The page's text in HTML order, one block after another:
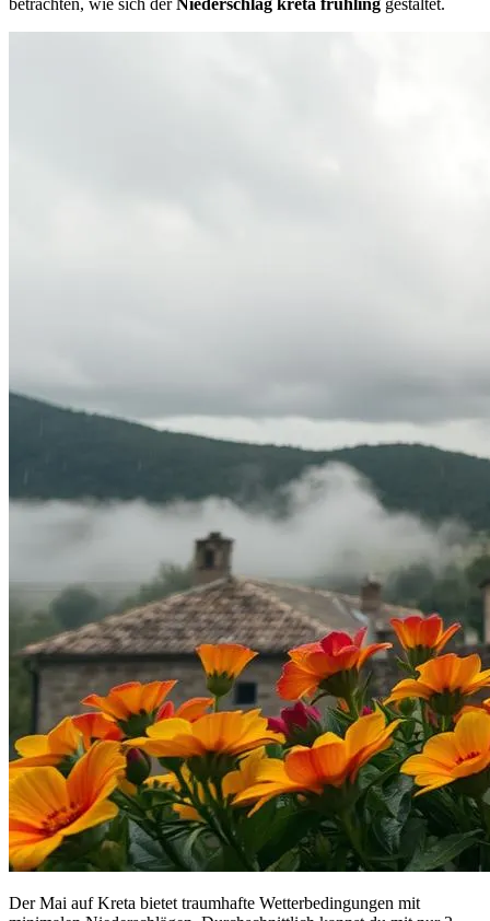
Der Mai auf Kreta bietet traumhafte Wetterbedingungen mit